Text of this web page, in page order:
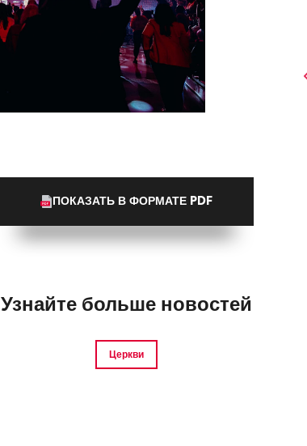
ПОКАЗАТЬ В ФОРМАТЕ PDF
Узнайте больше новостей
Церкви